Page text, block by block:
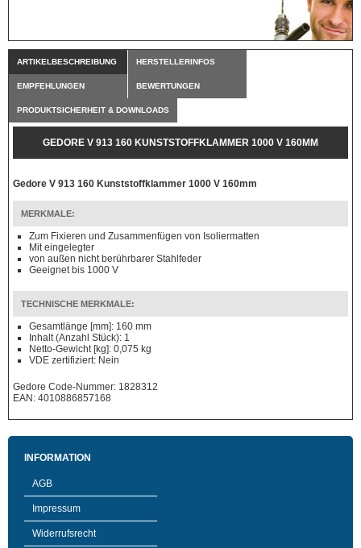
ARTIKELBESCHREIBUNG HERSTELLERINFOS
EMPFEHLUNGEN BEWERTUNGEN
PRODUKTSICHERHEIT & DOWNLOADS
GEDORE V 913 160 KUNSTSTOFFKLAMMER 1000 V 160MM
Gedore V 913 160 Kunststoffklammer 1000 V 160mm
MERKMALE:
Zum Fixieren und Zusammenfügen von Isoliermatten
Mit eingelegter
von außen nicht berührbarer Stahlfeder
Geeignet bis 1000 V
TECHNISCHE MERKMALE:
Gesamtlänge [mm]: 160 mm
Inhalt (Anzahl Stück): 1
Netto-Gewicht [kg]: 0,075 kg
VDE zertifiziert: Nein
Gedore Code-Nummer: 1828312
EAN: 4010886857168
INFORMATION
AGB
Impressum
Widerrufsrecht